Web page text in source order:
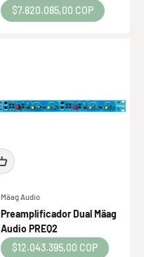
Precio de oferta
$7.820.085,00 COP
Mäag Audio
Preamplificador Dual Mäag
Audio PREQ2
Precio de oferta
$12.043.395,00 COP